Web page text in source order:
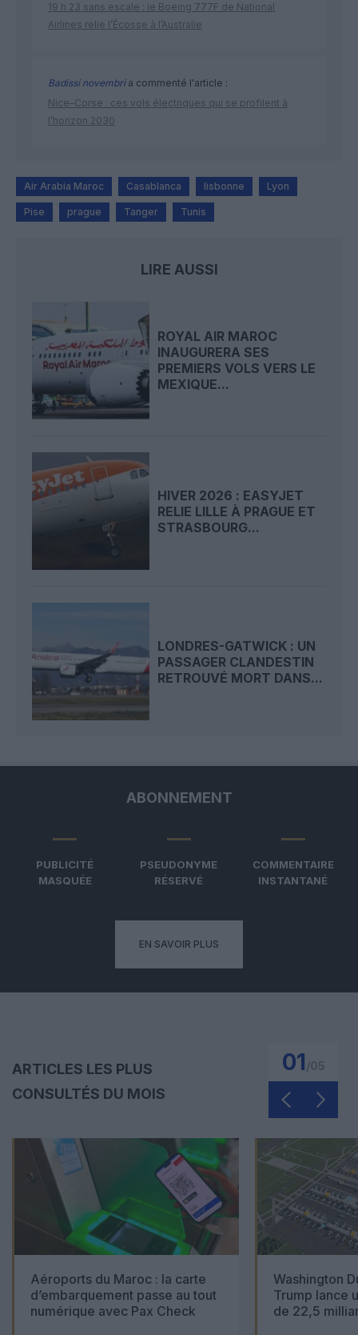
19 h 23 sans escale : le Boeing 777F de National
Airlines relie l’Écosse à l’Australie
Badissi novembria commenté l'article :
Nice–Corse : ces vols électriques qui se profilent à
l’horizon 2030
Air Arabia Maroc Casablanca lisbonne Lyon
Pise prague Tanger Tunis
LIRE AUSSI
ROYAL AIR MAROC
INAUGURERA SES
PREMIERS VOLS VERS LE
MEXIQUE...
HIVER 2026 : EASYJET
RELIE LILLE À PRAGUE ET
STRASBOURG...
LONDRES-GATWICK : UN
PASSAGER CLANDESTIN
RETROUVÉ MORT DANS...
ABONNEMENT
PUBLICITÉ
MASQUÉE
PSEUDONYME
RÉSERVÉ
COMMENTAIRE
INSTANTANÉ
EN SAVOIR PLUS
ARTICLES LES PLUS
CONSULTÉS DU MOIS
01
Aéroports du Maroc : la carte
d’embarquement passe au tout
numérique avec Pax Check
Washington
Trump lance
de 22,5